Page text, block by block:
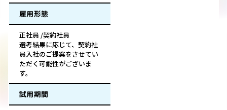
雇用形態
正社員 /契約社員
選考結果に応じて、契約社
員入社のご提案をさせてい
ただく可能性がございま
す。
試用期間